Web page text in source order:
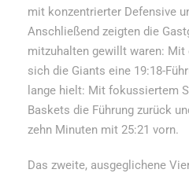
mit konzentrierter Defensive
Anschließend zeigten die
mitzuhalten gewillt waren: Mit
sich die Giants eine 19:18-
lange hielt: Mit fokussiertem
Baskets die Führung zurück
zehn Minuten mit 25:21 vorn.
Das zweite, ausgeglichene